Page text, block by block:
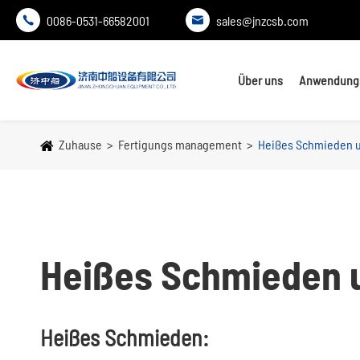
 0086-0531-66582001  sales@jnzcsb.com
Über uns
Zuhause Fertigungs management Heißes Schmieden
Heißes Schmieden
Heißes Schmieden: